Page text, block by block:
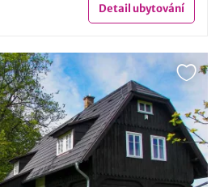
Detailubytování